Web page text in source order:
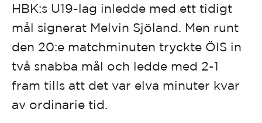
HBK:s U19-lag inledde med ett tidigt
mål signerat Melvin Sjöland. Men runt
den 20:e matchminuten tryckte ÖIS in
två snabba mål och ledde med 2-1
fram tills att det var elva minuter kvar
av ordinarie tid.